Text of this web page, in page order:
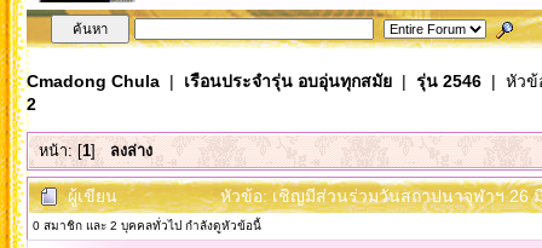
Cmadong Chula| เรือนประจำรุ่น อบอุ่นทุกสมัย| รุ่น 2546| หัวข้
2
หน้า: [1] ลงล่าง
ผู้เขียน หัวข้อ: เชิญมีส่วนร่วมวันสถาปนาจุฬาฯ 26
0 สมาชิก และ 2 บุคคลทั่วไป กำลังดูหัวข้อนี้